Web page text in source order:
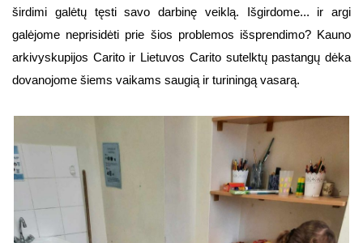
širdimi galėtų tęsti savo darbinę veiklą. Išgirdome... ir argi
galėjome neprisidėti prie šios problemos išsprendimo? Kauno
arkivyskupijos Carito ir Lietuvos Carito sutelktų pastangų dėka
dovanojome šiems vaikams saugią ir turiningą vasarą.